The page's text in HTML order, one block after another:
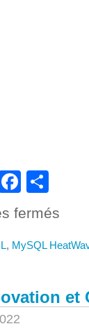
X
fermés
Cloud
, MySQL
et